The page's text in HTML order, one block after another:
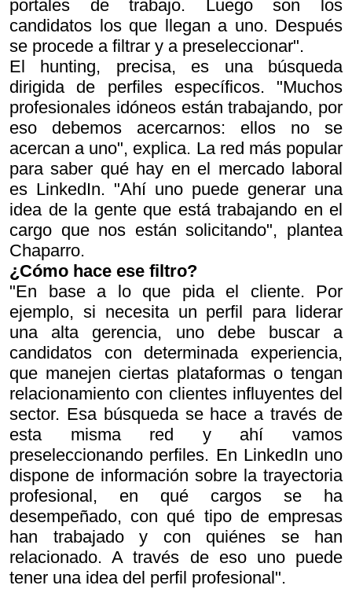
portales de trabajo. Luego son los
candidatos los que llegan a uno. Después
se procede a filtrar y a preseleccionar".
El hunting, precisa, es una búsqueda
dirigida de perfiles específicos. "Muchos
profesionales idóneos están trabajando, por
eso debemos acercarnos: ellos no se
acercan a uno", explica. La red más popular
para saber qué hay en el mercado laboral
es LinkedIn. "Ahí uno puede generar una
idea de la gente que está trabajando en el
cargo que nos están solicitando", plantea
Chaparro.
¿Cómo hace ese filtro?
"En base a lo que pida el cliente. Por
ejemplo, si necesita un perfil para liderar
una alta gerencia, uno debe buscar a
candidatos con determinada experiencia,
que manejen ciertas plataformas o tengan
relacionamiento con clientes influyentes del
sector. Esa búsqueda se hace a través de
esta misma red y ahí vamos
preseleccionando perfiles. En LinkedIn uno
dispone de información sobre la trayectoria
profesional, en qué cargos se ha
desempeñado, con qué tipo de empresas
han trabajado y con quiénes se han
relacionado. A través de eso uno puede
tener una idea del perfil profesional".